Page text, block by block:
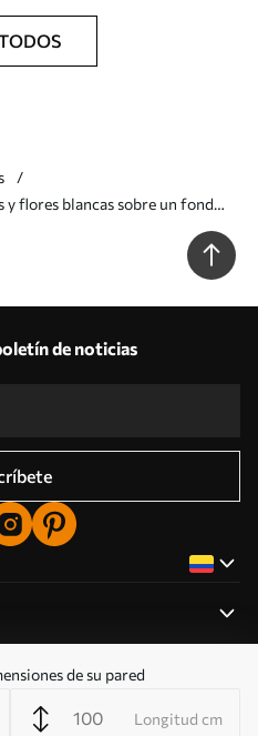
de su pared
Longitud cm
y flores blancas sobre un fondo
de noticias